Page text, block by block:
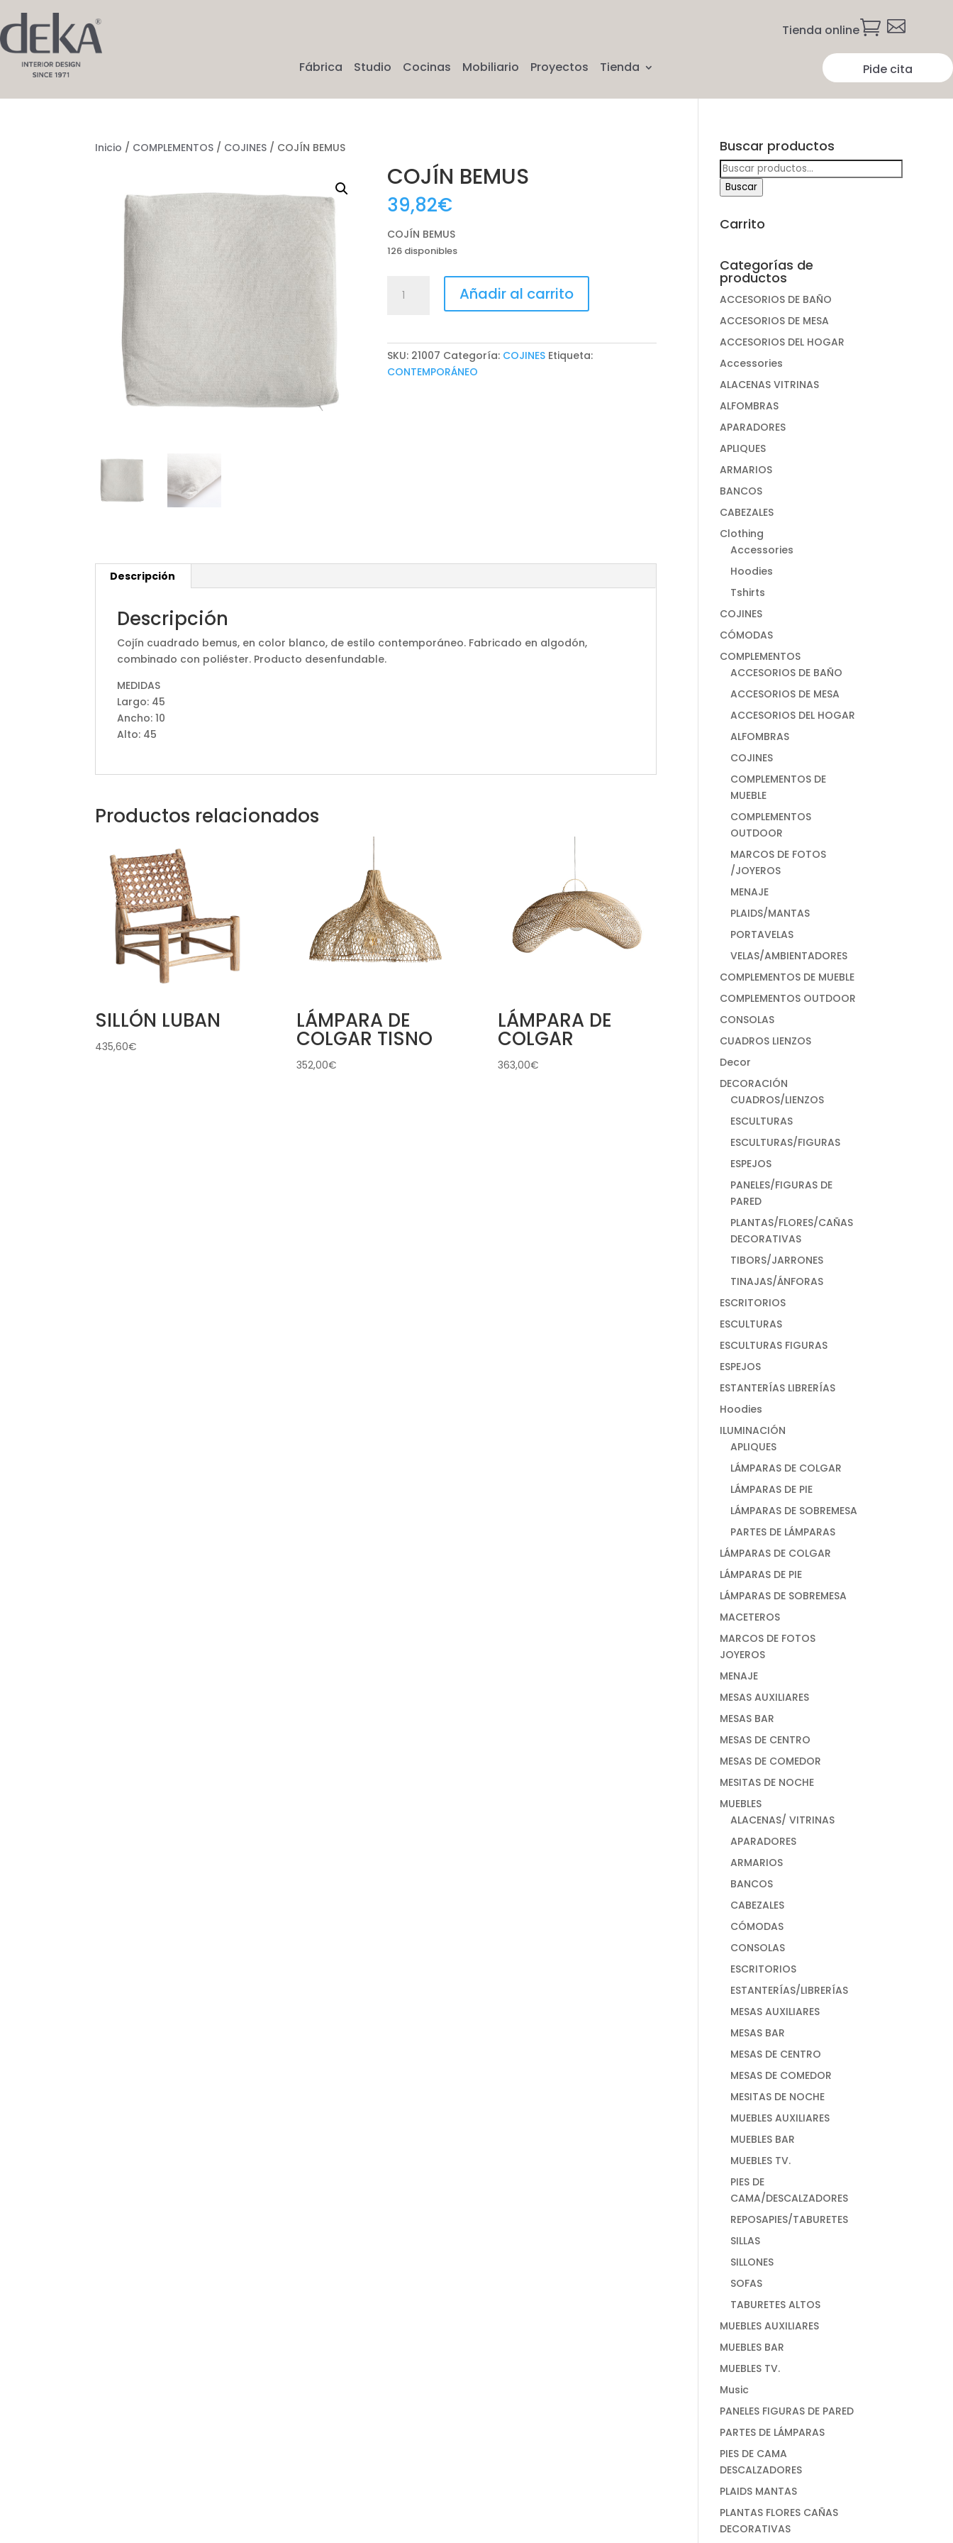
Tienda online 
Fábrica Studio Cocinas Mobiliario Proyectos Tienda Pide cita
Inicio / COMPLEMENTOS / COJINES / COJÍN BEMUS
COJÍN BEMUS
39,82€
COJÍN BEMUS
126 disponibles
BEMUS
Añadir al carrito
SKU: 21007 Categoría: COJINES Etiqueta:
CONTEMPORÁNEO
Descripción
Descripción
Cojín cuadrado bemus, en color blanco, de estilo contemporáneo. Fabricado en algodón,
combinado con poliéster. Producto desenfundable.
MEDIDAS
Largo: 45
Ancho: 10
Alto: 45
Productos relacionados
SILLÓN LUBAN
435,60€
LÁMPARA DE
COLGAR TISNO
352,00€
LÁMPARA DE
COLGAR
363,00€
Buscar productos
Buscar
por:
Buscar
Carrito
Categorías de
productos
ACCESORIOS DE BAÑO
ACCESORIOS DE MESA
ACCESORIOS DEL HOGAR
Accessories
ALACENAS VITRINAS
ALFOMBRAS
APARADORES
APLIQUES
ARMARIOS
BANCOS
CABEZALES
Clothing
Accessories
Hoodies
Tshirts
COJINES
CÓMODAS
COMPLEMENTOS
ACCESORIOS DE BAÑO
ACCESORIOS DE MESA
ACCESORIOS DEL HOGAR
ALFOMBRAS
COJINES
COMPLEMENTOS DE
MUEBLE
COMPLEMENTOS
OUTDOOR
MARCOS DE FOTOS
/JOYEROS
MENAJE
PLAIDS/MANTAS
PORTAVELAS
VELAS/AMBIENTADORES
COMPLEMENTOS DE MUEBLE
COMPLEMENTOS OUTDOOR
CONSOLAS
CUADROS LIENZOS
Decor
DECORACIÓN
CUADROS/LIENZOS
ESCULTURAS
ESCULTURAS/FIGURAS
ESPEJOS
PANELES/FIGURAS DE
PARED
PLANTAS/FLORES/CAÑAS
DECORATIVAS
TIBORS/JARRONES
TINAJAS/ÁNFORAS
ESCRITORIOS
ESCULTURAS
ESCULTURAS FIGURAS
ESPEJOS
ESTANTERÍAS LIBRERÍAS
Hoodies
ILUMINACIÓN
APLIQUES
LÁMPARAS DE COLGAR
LÁMPARAS DE PIE
LÁMPARAS DE SOBREMESA
PARTES DE LÁMPARAS
LÁMPARAS DE COLGAR
LÁMPARAS DE PIE
LÁMPARAS DE SOBREMESA
MACETEROS
MARCOS DE FOTOS
JOYEROS
MENAJE
MESAS AUXILIARES
MESAS BAR
MESAS DE CENTRO
MESAS DE COMEDOR
MESITAS DE NOCHE
MUEBLES
ALACENAS/ VITRINAS
APARADORES
ARMARIOS
BANCOS
CABEZALES
CÓMODAS
CONSOLAS
ESCRITORIOS
ESTANTERÍAS/LIBRERÍAS
MESAS AUXILIARES
MESAS BAR
MESAS DE CENTRO
MESAS DE COMEDOR
MESITAS DE NOCHE
MUEBLES AUXILIARES
MUEBLES BAR
MUEBLES TV.
PIES DE
CAMA/DESCALZADORES
REPOSAPIES/TABURETES
SILLAS
SILLONES
SOFAS
TABURETES ALTOS
MUEBLES AUXILIARES
MUEBLES BAR
MUEBLES TV.
Music
PANELES FIGURAS DE PARED
PARTES DE LÁMPARAS
PIES DE CAMA
DESCALZADORES
PLAIDS MANTAS
PLANTAS FLORES CAÑAS
DECORATIVAS